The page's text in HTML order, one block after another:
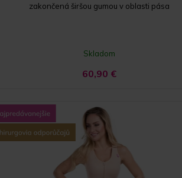
zakončená širšou gumou v oblasti pása
Skladom
60,90 €